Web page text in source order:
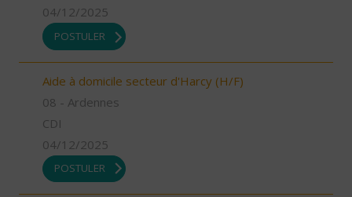
04/12/2025
POSTULER
Aide à domicile secteur d'Harcy (H/F)
08 - Ardennes
CDI
04/12/2025
POSTULER